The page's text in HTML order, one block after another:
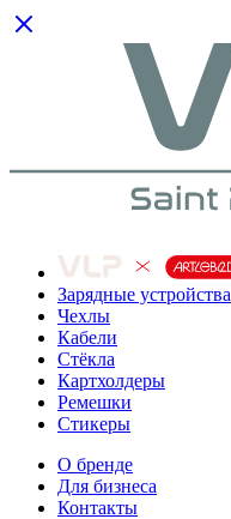
Зарядные устройства
Чехлы
Кабели
Cтёкла
Картхолдеры
Ремешки
Стикеры
О бренде
Для бизнеса
Контакты